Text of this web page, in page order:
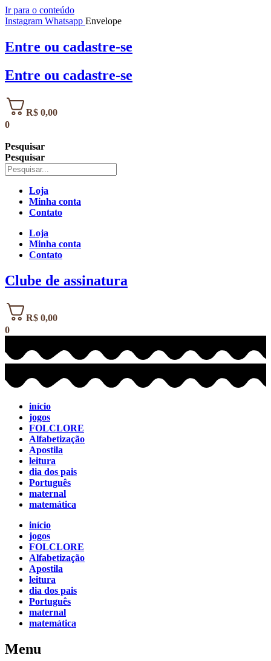
Ir para o conteúdo
Instagram Whatsapp Envelope
Entre ou cadastre-se
Entre ou cadastre-se
0
R$ 0,00
Pesquisar
Pesquisar
Loja
Minha conta
Contato
Loja
Minha conta
Contato
Clube de assinatura
0
R$ 0,00
início
jogos
FOLCLORE
Alfabetização
Apostila
leitura
dia dos pais
Português
maternal
matemática
início
jogos
FOLCLORE
Alfabetização
Apostila
leitura
dia dos pais
Português
maternal
matemática
Menu